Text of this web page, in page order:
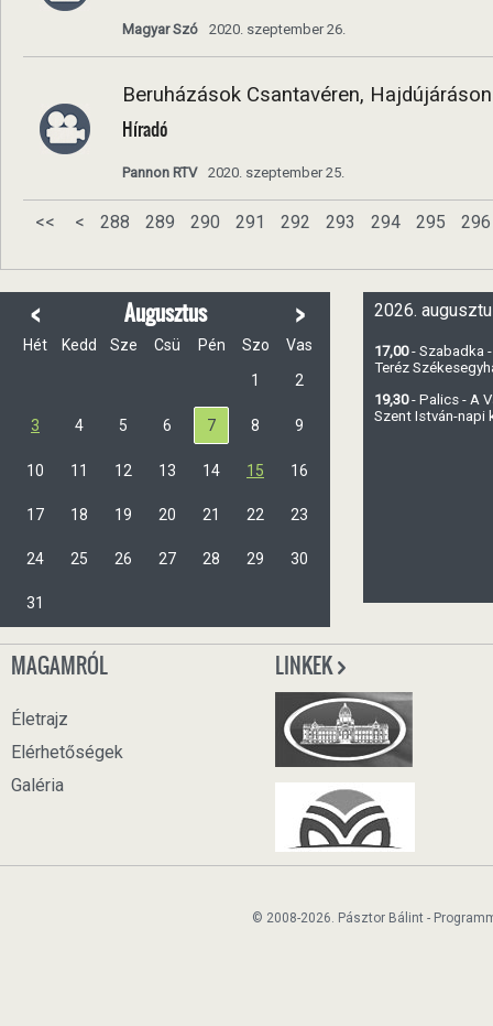
Magyar Szó 2020. szeptember 26.
Beruházások Csantavéren,
Híradó
Pannon RTV 2020. szeptember 25.
<< < 288 289 290 291 292 293 294 295 296
< Augusztus >
Hét Kedd Sze Csü Pén Szo
Vas
1
2
3 4 5 6 7 8 9
10 11 12 13 14 15 16
17 18 19 20 21 22 23
24 25 26 27 28 29 30
31
2026.
17,00- Szabadka
Teréz
19,30- Palics - A
Szent István-napi
MAGAMRÓL
Életrajz
Elérhetőségek
Galéria
LINKEK
© 2008-2026. Pásztor Bálint -